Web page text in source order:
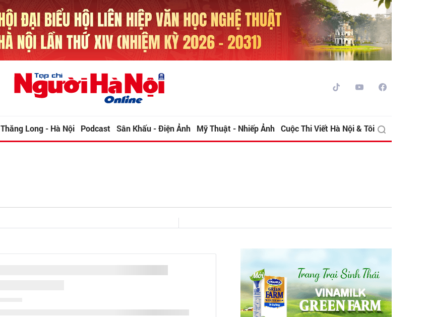
Thăng Long - Hà Nội Podcast Sân Khấu - Điện Ảnh Mỹ Thuật - Nhiếp Ảnh Cuộc Thi Viết Hà Nội & Tôi